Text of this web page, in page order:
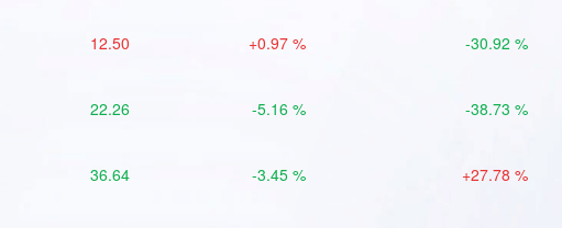
12.50 +0.97 % -30.92 %
22.26 -5.16 % -38.73 %
36.64 -3.45 % +27.78 %